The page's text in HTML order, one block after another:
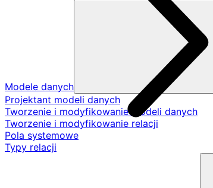
Modele danych
Projektant modeli danych
Tworzenie i modyfikowanie modeli danych
Tworzenie i modyfikowanie relacji
Pola systemowe
Typy relacji